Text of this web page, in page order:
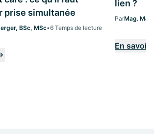
prise simultanée
BSc, MSc•6 Temps de lecture
lien ?
ParMag.
En savoir